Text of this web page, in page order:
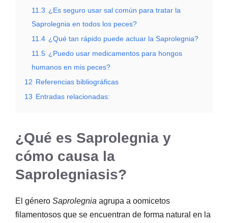
11.3 ¿Es seguro usar sal común para tratar la
Saprolegnia en todos los peces?
11.4 ¿Qué tan rápido puede actuar la Saprolegnia?
11.5 ¿Puedo usar medicamentos para hongos
humanos en mis peces?
12 Referencias bibliográficas
13 Entradas relacionadas:
¿Qué es Saprolegnia y
cómo causa la
Saprolegniasis?
El género Saprolegnia agrupa a oomicetos
filamentosos que se encuentran de forma natural en la